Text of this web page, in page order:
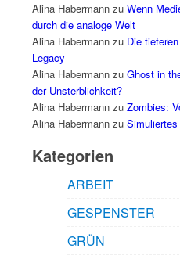
Alina Habermannzu Wenn
durch die analoge Welt
Alina Habermannzu Die
Legacy
Alina Habermannzu Ghost in
der Unsterblichkeit?
Alina Habermannzu Zombies:
Alina Habermannzu
Kategorien
ARBEIT
GESPENSTER
GRÜN